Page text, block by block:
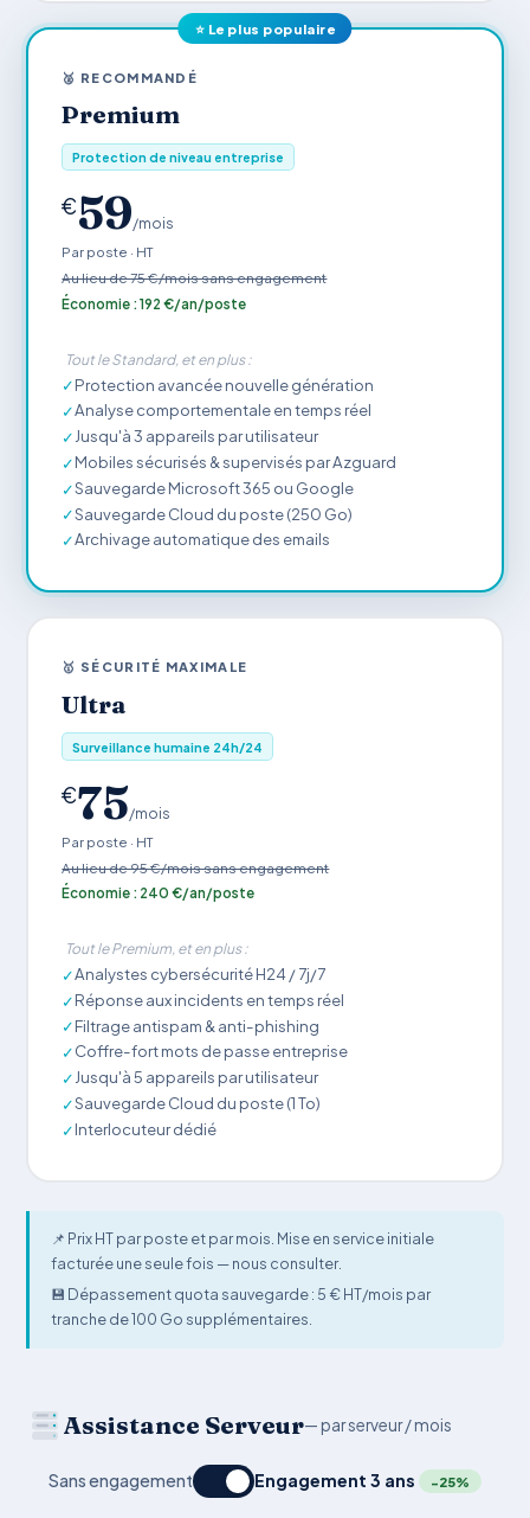
⭐ Le plus populaire
🥈 RECOMMANDÉ
Premium
Protection de niveau entreprise
€59/mois
Par poste · HT
Au lieu de 75 €/mois sans engagement
Économie : 192 €/an/poste
Tout le Standard, et en plus :
✓Protection avancée nouvelle génération
✓Analyse comportementale en temps réel
✓ Jusqu'à 3 appareils par utilisateur
✓Mobiles sécurisés & supervisés par Azguard
✓Sauvegarde Microsoft 365 ou Google
✓Sauvegarde Cloud du poste (250 Go)
✓Archivage automatique des emails
🥇 SÉCURITÉ MAXIMALE
Ultra
Surveillance humaine 24h/24
€75/mois
Par poste · HT
Au lieu de 95 €/mois sans engagement
Économie : 240 €/an/poste
Tout le Premium, et en plus :
✓Analystes cybersécurité H24 / 7j/7
✓Réponse aux incidents en temps réel
✓Filtrage antispam & anti-phishing
✓Coffre-fort mots de passe entreprise
✓ Jusqu'à 5 appareils par utilisateur
✓Sauvegarde Cloud du poste (1 To)
✓Interlocuteur dédié
📌 Prix HT par poste et par mois. Mise en service initiale
facturée une seule fois — nous consulter.
💾 Dépassement quota sauvegarde : 5 € HT/mois par
tranche de 100 Go supplémentaires.
Assistance Serveur— par serveur / mois
Sans engagement Engagement 3 ans −25%